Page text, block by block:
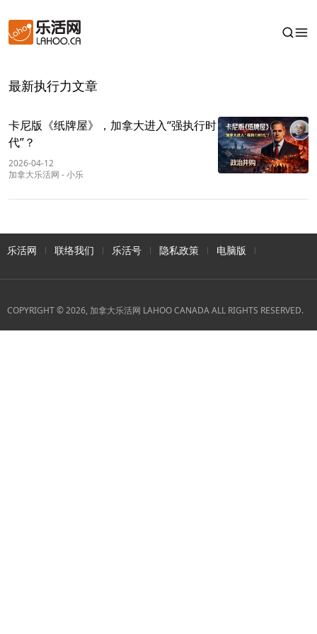
最新执行力文章
卡尼版《纸牌屋》，加拿大进入“强执行时
代”？
2026-04-12
加拿大乐活网 -小乐
乐活网 联络我们 乐活号 隐私政策 电脑版
COPYRIGHT © 2026, 加拿大乐活网 LAHOO CANADA ALL RIGHTS RESERVED.